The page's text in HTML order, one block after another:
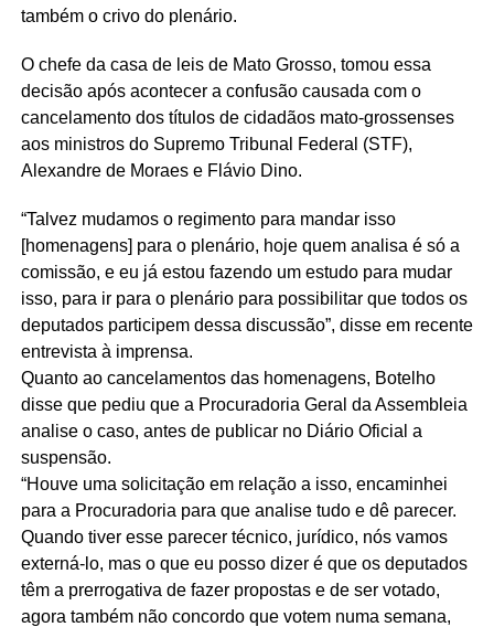
também o crivo do plenário.
O chefe da casa de leis de Mato Grosso, tomou essa
decisão após acontecer a confusão causada com o
cancelamento dos títulos de cidadãos mato-grossenses
aos ministros do Supremo Tribunal Federal (STF),
Alexandre de Moraes e Flávio Dino.
“Talvez mudamos o regimento para mandar isso
[homenagens] para o plenário, hoje quem analisa é só a
comissão, e eu já estou fazendo um estudo para mudar
isso, para ir para o plenário para possibilitar que todos os
deputados participem dessa discussão”, disse em recente
entrevista à imprensa.
Quanto ao cancelamentos das homenagens, Botelho
disse que pediu que a Procuradoria Geral da Assembleia
analise o caso, antes de publicar no Diário Oficial a
suspensão.
“Houve uma solicitação em relação a isso, encaminhei
para a Procuradoria para que analise tudo e dê parecer.
Quando tiver esse parecer técnico, jurídico, nós vamos
externá-lo, mas o que eu posso dizer é que os deputados
têm a prerrogativa de fazer propostas e de ser votado,
agora também não concordo que votem numa semana,